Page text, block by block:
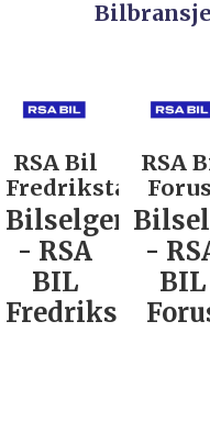
RSA Bil
Fredrikstad:
Bilselger
- RSA
BIL
Fredrikstad
RSA
-
BIL